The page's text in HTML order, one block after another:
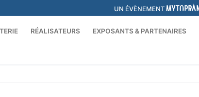
UN ÉVÈNEMENT
RÉALISATEURS EXPOSANTS & PARTENAIRES